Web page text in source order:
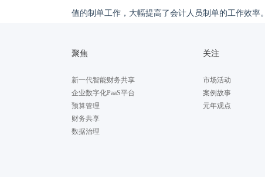
值的制单工作，大幅提高了会计人员制单的工作效率。
聚焦
新一代智能财务共享
企业数字化PaaS平台
预算管理
财务共享
数据治理
关注
市场活动
案例故事
元年观点